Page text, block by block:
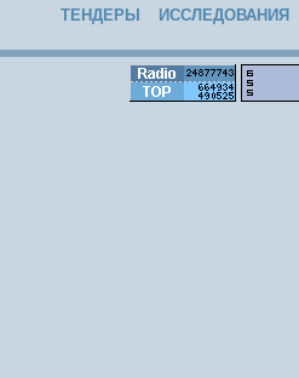
ТЕНДЕРЫ ИССЛЕДОВАНИЯ